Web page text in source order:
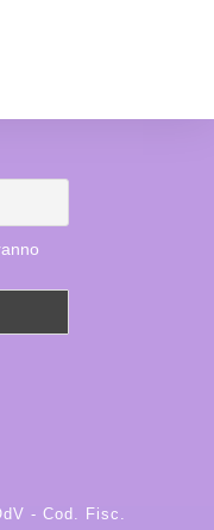
- Cod. Fisc.